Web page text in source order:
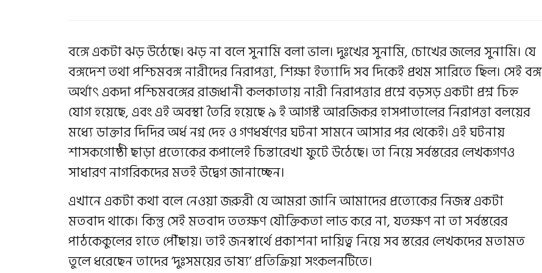
বঙ্গে একটা ঝড় উঠেছে। ঝড় না বলে সুনামি বলা ভাল। দুঃখের সুনামি, চোখের জলের সুনামি। যে
বঙ্গদেশ তথা পশ্চিমবঙ্গ নারীদের নিরাপত্তা, শিক্ষা ইত্যাদি সব দিকেই প্রথম সারিতে ছিল। সেই বঙ্গ
অর্থাৎ একদা পশ্চিমবঙ্গের রাজধানী কলকাতায় নারী নিরাপত্তার প্রশ্নে বড়সড় একটা প্রশ্ন চিহ্ন
যোগ হয়েছে, এবং এই অবস্থা তৈরি হয়েছে ৯ ই আগস্ট আরজিকর হাসপাতালের নিরাপত্তা বলয়ের
মধ্যে ডাক্তার দিদির অর্ধ নগ্ন দেহ ও গণধর্ষণের ঘটনা সামনে আসার পর থেকেই। এই ঘটনায়
শাসকগোষ্ঠী ছাড়া প্রত্যেকের কপালেই চিন্তারেখা ফুটে উঠেছে। তা নিয়ে সর্বস্তরের লেখকগণও
সাধারণ নাগরিকদের মতই উদ্বেগ জানাচ্ছেন।
এখানে একটা কথা বলে নেওয়া জরুরী যে আমরা জানি আমাদের প্রত্যেকের নিজস্ব একটা
মতবাদ থাকে। কিন্তু সেই মতবাদ ততক্ষণ যৌক্তিকতা লাভ করে না, যতক্ষণ না তা সর্বস্তরের
পাঠকেকুলের হাতে পৌঁছায়। তাই জনস্বার্থে প্রকাশনা দায়িত্ব নিয়ে সব স্তরের লেখকদের মতামত
তুলে ধরেছেন তাদের ‘দুঃসময়ের ভাষ্য’ প্রতিক্রিয়া সংকলনটিতে।